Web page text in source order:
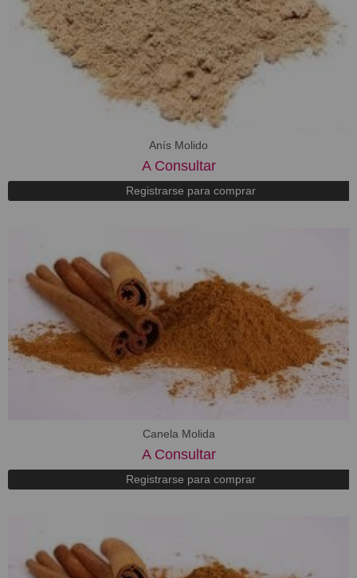
Anís Molido
A Consultar
Registrarse para comprar
Canela Molida
A Consultar
Registrarse para comprar